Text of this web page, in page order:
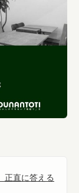
正直に答える